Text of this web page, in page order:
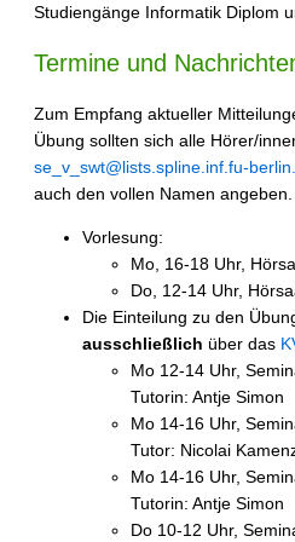
Studiengänge Informatik Diplom
Termine und
Zum Empfang aktueller
Übung sollten sich alle Hörer/
se_v_swt@lists.spline.inf.fu-
auch den vollen Namen angeben.
Vorlesung:
Mo, 16-18 Uhr,
Do, 12-14 Uhr,
Die Einteilung zu den
ausschließlich über das
Mo 12-14 Uhr,
Tutorin: Antje Simon
Mo 14-16 Uhr,
Tutor: Nicolai
Mo 14-16 Uhr,
Tutorin: Antje Simon
Do 10-12 Uhr,